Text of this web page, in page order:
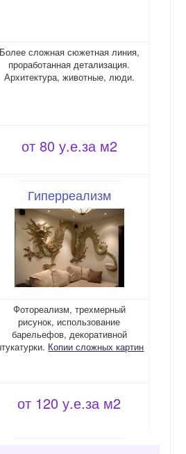
Более сложная сюжетная линия,
проработанная детализация.
Архитектура, животные, люди.
от 80 у.е.за м2
Гиперреализм
Фотореализм, трехмерный
рисунок, использование
барельефов, декоративной
Копии сложных картин
от 120 у.е.за м2